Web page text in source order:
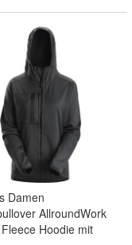
Damen
AllroundWork
Hoodie mit